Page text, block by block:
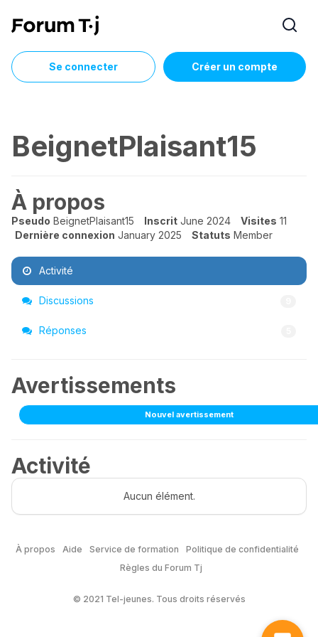
Se connecter Créer un compte
BeignetPlaisant15
À propos
Pseudo BeignetPlaisant15 Inscrit June 2024 Visites 11
Dernière connexion January 2025 Statuts Member
Activité
Discussions
Réponses
Avertissements
Nouvel avertissement
Activité
Aucun élément.
À propos Aide Service de formation
Politique de confidentialité
Règles du Forum Tj
© 2021 Tel-jeunes. Tous droits réservés